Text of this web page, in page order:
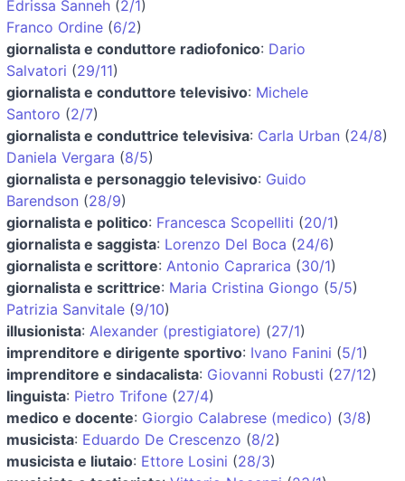
Edrissa Sanneh (2/1)
Franco Ordine (6/2)
giornalista e conduttore radiofonico: Dario
Salvatori (29/11)
giornalista e conduttore televisivo: Michele
Santoro (2/7)
giornalista e conduttrice televisiva: Carla Urban (24/8)
Daniela Vergara (8/5)
giornalista e personaggio televisivo: Guido
Barendson (28/9)
giornalista e politico: Francesca Scopelliti (20/1)
giornalista e saggista: Lorenzo Del Boca (24/6)
giornalista e scrittore: Antonio Caprarica (30/1)
giornalista e scrittrice: Maria Cristina Giongo (5/5)
Patrizia Sanvitale (9/10)
illusionista: Alexander (prestigiatore) (27/1)
imprenditore e dirigente sportivo: Ivano Fanini (5/1)
imprenditore e sindacalista: Giovanni Robusti (27/12)
linguista: Pietro Trifone (27/4)
medico e docente: Giorgio Calabrese (medico) (3/8)
musicista: Eduardo De Crescenzo (8/2)
musicista e liutaio: Ettore Losini (28/3)